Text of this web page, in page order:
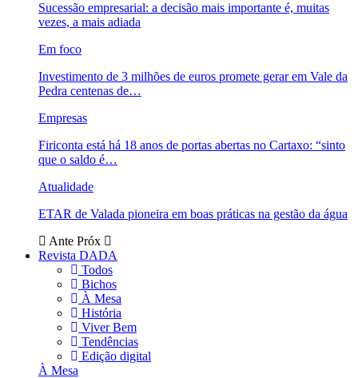
Sucessão empresarial: a decisão mais importante é, muitas
vezes, a mais adiada
Em foco
Investimento de 3 milhões de euros promete gerar em Vale da
Pedra centenas de…
Empresas
Firiconta está há 18 anos de portas abertas no Cartaxo: “sinto
que o saldo é…
Atualidade
ETAR de Valada pioneira em boas práticas na gestão da água
Ante Próx
Revista DADA
Todos
Bichos
À Mesa
História
Viver Bem
Tendências
Edição digital
À Mesa